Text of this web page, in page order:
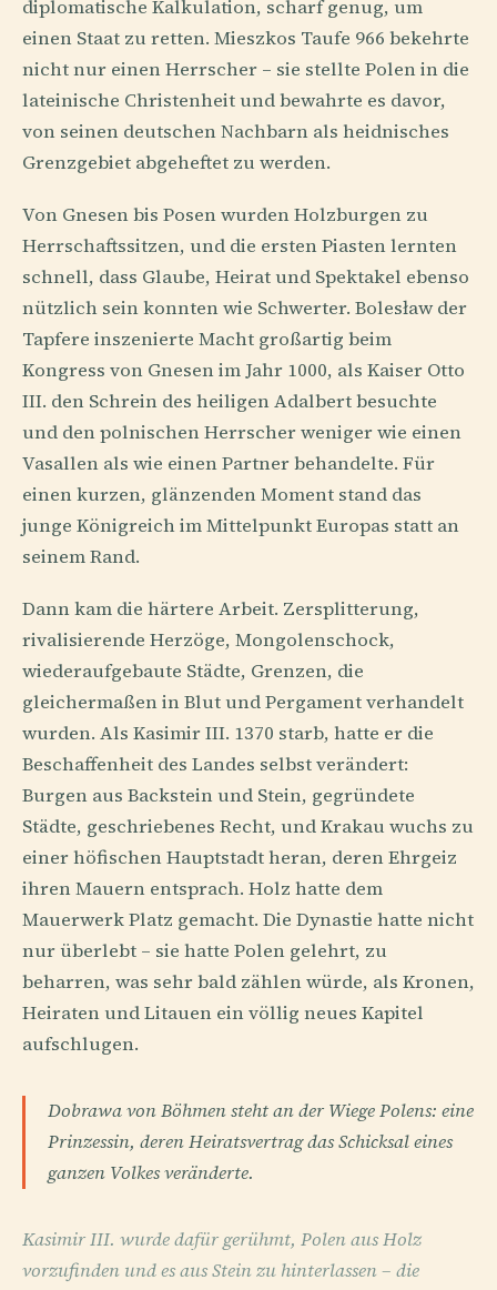
diplomatische Kalkulation, scharf genug, um
einen Staat zu retten. Mieszkos Taufe 966 bekehrte
nicht nur einen Herrscher – sie stellte Polen in die
lateinische Christenheit und bewahrte es davor,
von seinen deutschen Nachbarn als heidnisches
Grenzgebiet abgeheftet zu werden.
Von Gnesen bis Posen wurden Holzburgen zu
Herrschaftssitzen, und die ersten Piasten lernten
schnell, dass Glaube, Heirat und Spektakel ebenso
nützlich sein konnten wie Schwerter. Bolesław der
Tapfere inszenierte Macht großartig beim
Kongress von Gnesen im Jahr 1000, als Kaiser Otto
III. den Schrein des heiligen Adalbert besuchte
und den polnischen Herrscher weniger wie einen
Vasallen als wie einen Partner behandelte. Für
einen kurzen, glänzenden Moment stand das
junge Königreich im Mittelpunkt Europas statt an
seinem Rand.
Dann kam die härtere Arbeit. Zersplitterung,
rivalisierende Herzöge, Mongolenschock,
wiederaufgebaute Städte, Grenzen, die
gleichermaßen in Blut und Pergament verhandelt
wurden. Als Kasimir III. 1370 starb, hatte er die
Beschaffenheit des Landes selbst verändert:
Burgen aus Backstein und Stein, gegründete
Städte, geschriebenes Recht, und Krakau wuchs zu
einer höfischen Hauptstadt heran, deren Ehrgeiz
ihren Mauern entsprach. Holz hatte dem
Mauerwerk Platz gemacht. Die Dynastie hatte nicht
nur überlebt – sie hatte Polen gelehrt, zu
beharren, was sehr bald zählen würde, als Kronen,
Heiraten und Litauen ein völlig neues Kapitel
aufschlugen.
Dobrawa von Böhmen steht an der Wiege Polens: eine
Prinzessin, deren Heiratsvertrag das Schicksal eines
ganzen Volkes veränderte.
Kasimir III. wurde dafür gerühmt, Polen aus Holz
vorzufinden und es aus Stein zu hinterlassen – die